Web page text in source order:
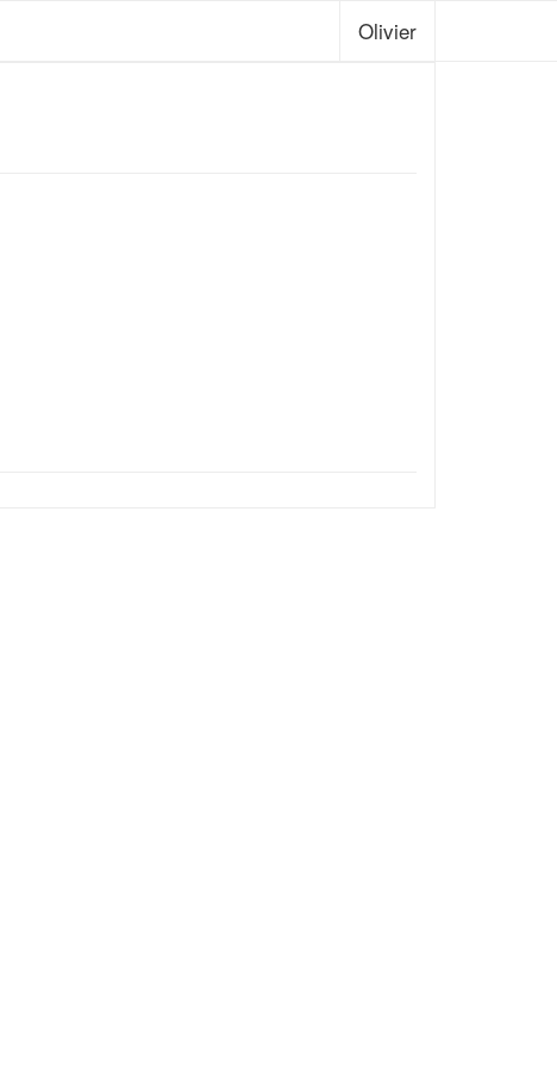
Olivier